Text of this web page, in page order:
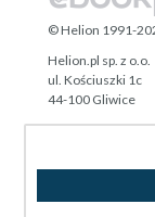
© Helion 1991-
Helion.pl sp. z o.o.
ul. Kościuszki 1c
44-100 Gliwice